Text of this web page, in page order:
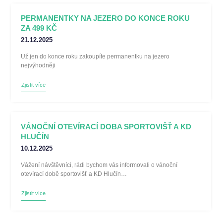
PERMANENTKY NA JEZERO DO KONCE ROKU
ZA 499 KČ
21.12.2025
Už jen do konce roku zakoupíte permanentku na jezero
nejvýhodněji
Zjistit více
VÁNOČNÍ OTEVÍRACÍ DOBA SPORTOVIŠŤ A KD
HLUČÍN
10.12.2025
Vážení návštěvníci, rádi bychom vás informovali o vánoční
otevírací době sportovišť a KD Hlučín…
Zjistit více